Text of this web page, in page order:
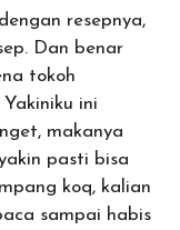
resepnya,
Dan benar
tokoh
ini
makanya
pasti bisa
koq, kalian
sampai habis